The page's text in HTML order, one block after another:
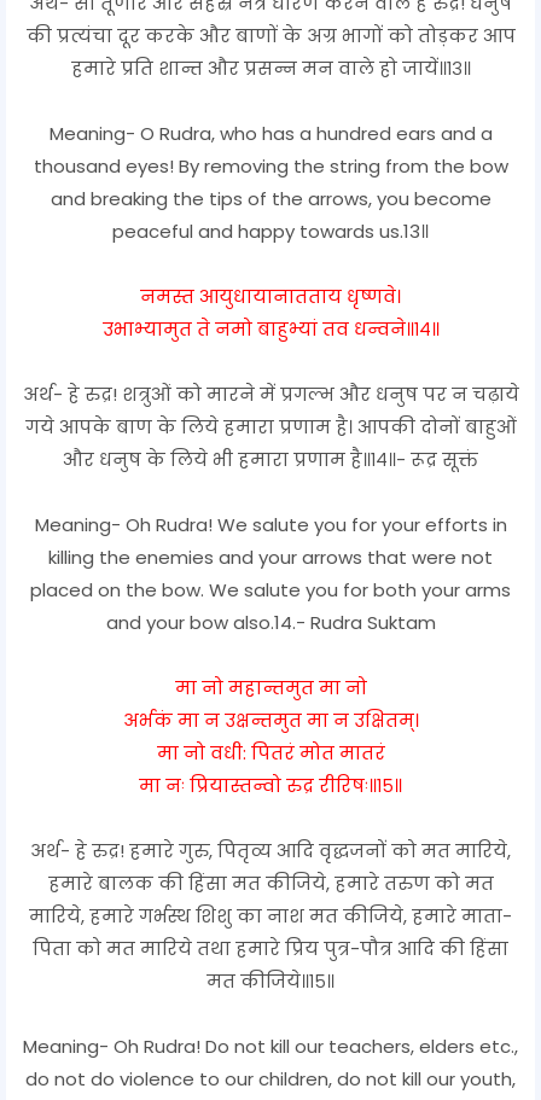
की प्रत्यंचा दूर करके और बाणों के अग्र भागों को तोड़कर आप
हमारे प्रति शान्त और प्रसन्न मन वाले हो जायें॥१३॥
Meaning- O Rudra, who has a hundred ears and a
thousand eyes! By removing the string from the bow
and breaking the tips of the arrows, you become
peaceful and happy towards us.13॥
नमस्त आयुधायानातताय धृष्णवे।
उभाभ्यामुत ते नमो बाहुभ्यां तव धन्वने॥१४॥
अर्थ- हे रुद्र! शत्रुओं को मारने में प्रगल्भ और धनुष पर न चढ़ाये
गये आपके बाण के लिये हमारा प्रणाम है। आपकी दोनों बाहुओं
और धनुष के लिये भी हमारा प्रणाम है॥१४॥- रूद्र सूक्तं
Meaning- Oh Rudra! We salute you for your efforts in
killing the enemies and your arrows that were not
placed on the bow. We salute you for both your arms
and your bow also.14.- Rudra Suktam
मा नो महान्तमुत मा नो
अर्भकं मा न उक्षन्तमुत मा न उक्षितम्।
मा नो वधी: पितरं मोत मातरं
मा नः प्रियास्तन्वो रुद्र रीरिषः॥१५॥
अर्थ- हे रुद्र! हमारे गुरु, पितृव्य आदि वृद्धजनों को मत मारिये,
हमारे बालक की हिंसा मत कीजिये, हमारे तरुण को मत
मारिये, हमारे गर्भस्थ शिशु का नाश मत कीजिये, हमारे माता-
पिता को मत मारिये तथा हमारे प्रिय पुत्र-पौत्र आदि की हिंसा
मत कीजिये॥१५॥
Meaning- Oh Rudra! Do not kill our teachers, elders etc.,
do not do violence to our children, do not kill our youth,